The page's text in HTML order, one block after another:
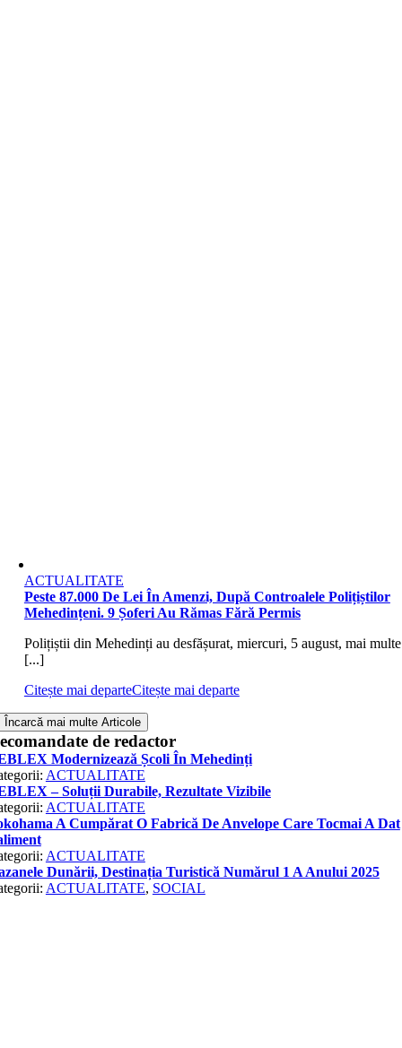
ACTUALITATE
Peste 87.000 De Lei În Amenzi, După Controalele Polițiștilor
Mehedințeni. 9 Șoferi Au Rămas Fără Permis
Polițiștii din Mehedinți au desfășurat, miercuri, 5 august, mai multe
[...]
Citește mai departeCitește mai departe
Încarcă mai multe Articole
de redactor
Modernizează Școli În Mehedinți
ACTUALITATE
– Soluții Durabile, Rezultate Vizibile
ACTUALITATE
A Cumpărat O Fabrică De Anvelope Care Tocmai A Dat
ACTUALITATE
Dunării, Destinația Turistică Numărul 1 A Anului 2025
ACTUALITATE, SOCIAL